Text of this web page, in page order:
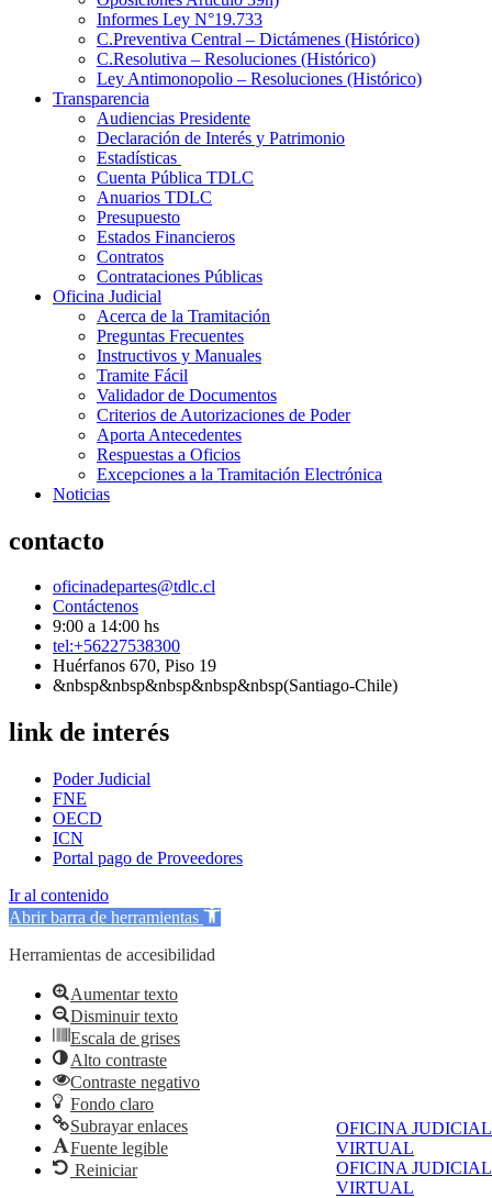
OFICINA JUDICIAL
VIRTUAL
OFICINA JUDICIAL
VIRTUAL
Informes Ley N°19.733
C.Preventiva Central – Dictámenes (Histórico)
C.Resolutiva – Resoluciones (Histórico)
Ley Antimonopolio – Resoluciones (Histórico)
Transparencia
Audiencias Presidente
Declaración de Interés y Patrimonio
Estadísticas
Cuenta Pública TDLC
Anuarios TDLC
Presupuesto
Estados Financieros
Contratos
Contrataciones Públicas
Oficina Judicial
Acerca de la Tramitación
Preguntas Frecuentes
Instructivos y Manuales
Tramite Fácil
Validador de Documentos
Criterios de Autorizaciones de Poder
Aporta Antecedentes
Respuestas a Oficios
Excepciones a la Tramitación Electrónica
Noticias
contacto
oficinadepartes@tdlc.cl
Contáctenos
9:00 a 14:00 hs
tel:+56227538300
Huérfanos 670, Piso 19
&nbsp&nbsp&nbsp&nbsp&nbsp(Santiago-Chile)
link de interés
Poder Judicial
FNE
OECD
ICN
Portal pago de Proveedores
Ir al contenido
Abrir barra de herramientas
Herramientas de accesibilidad
Aumentar texto
Disminuir texto
Escala de grises
Alto contraste
Contraste negativo
Fondo claro
Subrayar enlaces
Fuente legible
Reiniciar